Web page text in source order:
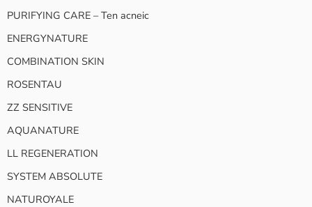
PURIFYING CARE – Ten acneic
ENERGYNATURE
COMBINATION SKIN
ROSENTAU
ZZ SENSITIVE
AQUANATURE
LL REGENERATION
SYSTEM ABSOLUTE
NATUROYALE